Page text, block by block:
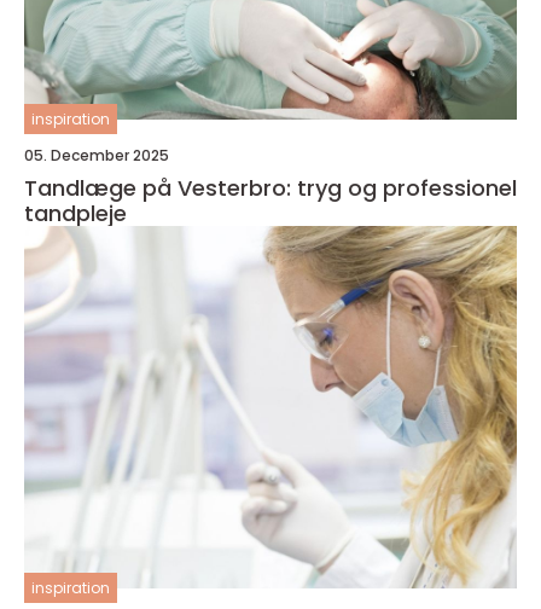
inspiration
05. December 2025
Tandlæge på Vesterbro: tryg og professionel
tandpleje
inspiration